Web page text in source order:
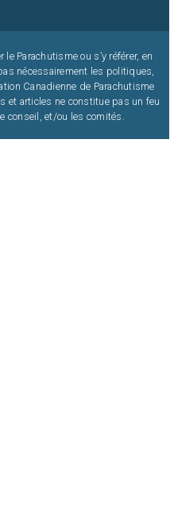
Parachutisme ou s’y référer, en
nécessairement les politiques,
Canadienne de Parachutisme
et articles ne constitue pas un feu
conseil, et/ou les comités.